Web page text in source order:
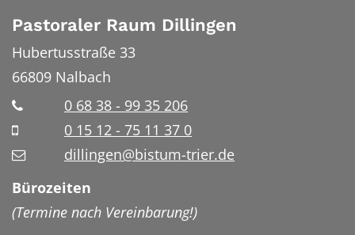
Pastoraler Raum Dillingen
Hubertusstraße 33
66809 Nalbach
0 68 38 - 99 35 206
0 15 12 - 75 11 37 0
dillingen@bistum-trier.de
Bürozeiten
(Termine nach Vereinbarung!)